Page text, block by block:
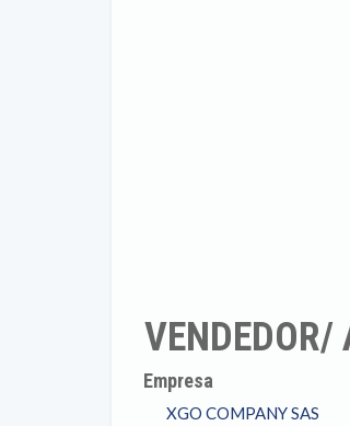
VENDEDOR/
Empresa
XGO COMPANY SAS